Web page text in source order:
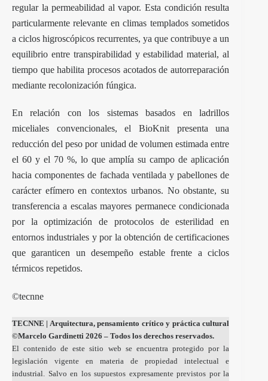
regular la permeabilidad al vapor. Esta condición resulta
particularmente relevante en climas templados sometidos
a ciclos higroscópicos recurrentes, ya que contribuye a un
equilibrio entre transpirabilidad y estabilidad material, al
tiempo que habilita procesos acotados de autorreparación
mediante recolonización fúngica.
En relación con los sistemas basados en ladrillos
miceliales convencionales, el BioKnit presenta una
reducción del peso por unidad de volumen estimada entre
el 60 y el 70 %, lo que amplía su campo de aplicación
hacia componentes de fachada ventilada y pabellones de
carácter efímero en contextos urbanos. No obstante, su
transferencia a escalas mayores permanece condicionada
por la optimización de protocolos de esterilidad en
entornos industriales y por la obtención de certificaciones
que garanticen un desempeño estable frente a ciclos
térmicos repetidos.
©tecnne
TECNNE | Arquitectura, pensamiento crítico y práctica cultural
©Marcelo Gardinetti 2026 – Todos los derechos reservados.
El contenido de este sitio web se encuentra protegido por la
legislación vigente en materia de propiedad intelectual e
industrial. Salvo en los supuestos expresamente previstos por la